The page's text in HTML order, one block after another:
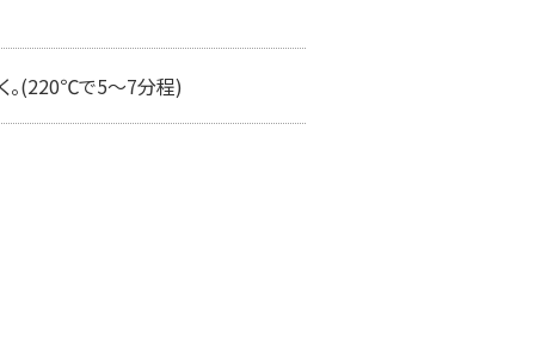
。(220℃で5〜7分程)